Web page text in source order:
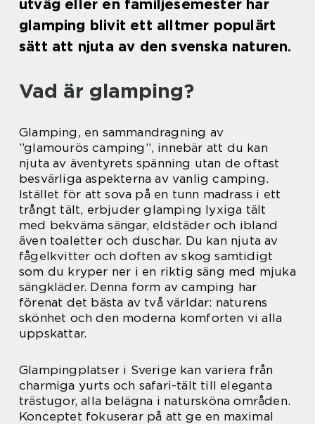
utväg eller en familjesemester har
glamping blivit ett alltmer populärt
sätt att njuta av den svenska naturen.
Vad är glamping?
Glamping, en sammandragning av
”glamourös camping”, innebär att du kan
njuta av äventyrets spänning utan de oftast
besvärliga aspekterna av vanlig camping.
Istället för att sova på en tunn madrass i ett
trångt tält, erbjuder glamping lyxiga tält
med bekväma sängar, eldstäder och ibland
även toaletter och duschar. Du kan njuta av
fågelkvitter och doften av skog samtidigt
som du kryper ner i en riktig säng med mjuka
sängkläder. Denna form av camping har
förenat det bästa av två världar: naturens
skönhet och den moderna komforten vi alla
uppskattar.
Glampingplatser i Sverige kan variera från
charmiga yurts och safari-tält till eleganta
trästugor, alla belägna i natursköna områden.
Konceptet fokuserar på att ge en maximal